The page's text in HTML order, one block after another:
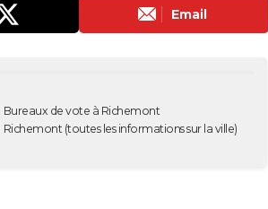
Email
Bureaux de vote à Richemont
Richemont (toutes les informations sur la ville)